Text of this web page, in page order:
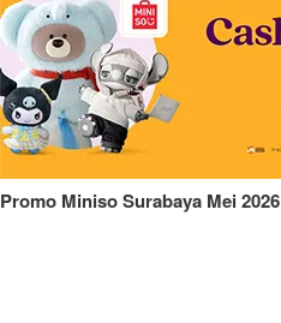
Promo Miniso Surabaya Mei 2026